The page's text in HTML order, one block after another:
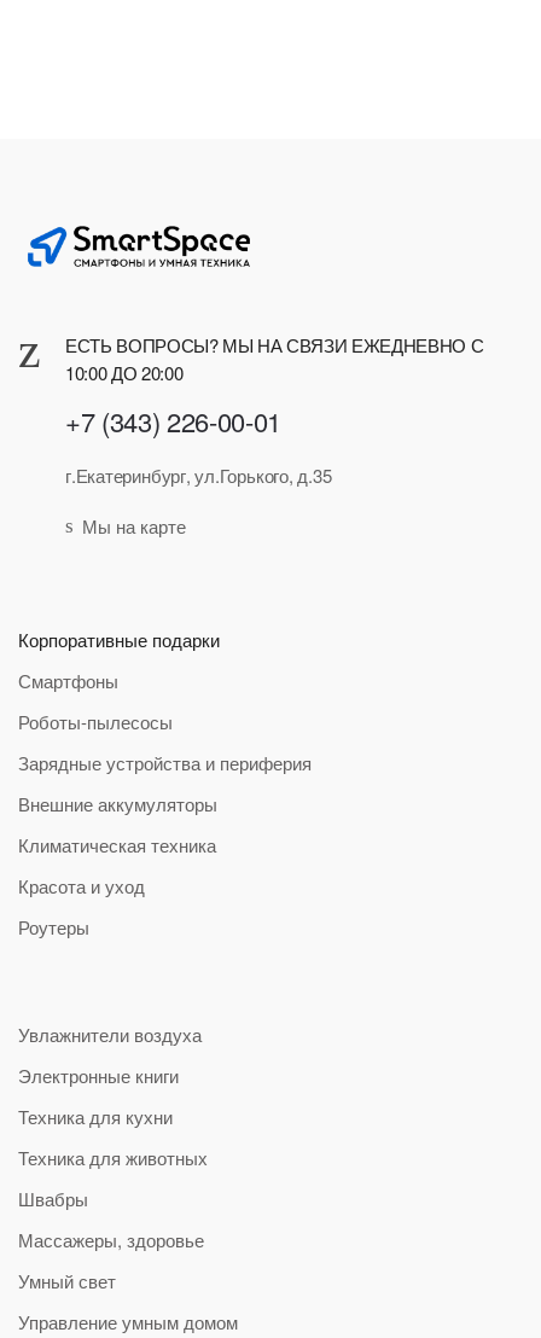
ЕСТЬ ВОПРОСЫ? МЫ НА СВЯЗИ ЕЖЕДНЕВНО С
10:00 ДО 20:00
+7 (343) 226-00-01
г.Екатеринбург, ул.Горького, д.35
Мы на карте
Корпоративные подарки
Смартфоны
Роботы-пылесосы
Зарядные устройства и периферия
Внешние аккумуляторы
Климатическая техника
Красота и уход
Роутеры
Увлажнители воздуха
Электронные книги
Техника для кухни
Техника для животных
Швабры
Массажеры, здоровье
Умный свет
Управление умным домом